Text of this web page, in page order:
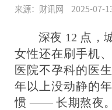
来源：财讯网 2025-07-
深夜 12 点，
女性还在刷手机
医院不孕科的医
年以上没动静的
惯 —— 长期熬夜